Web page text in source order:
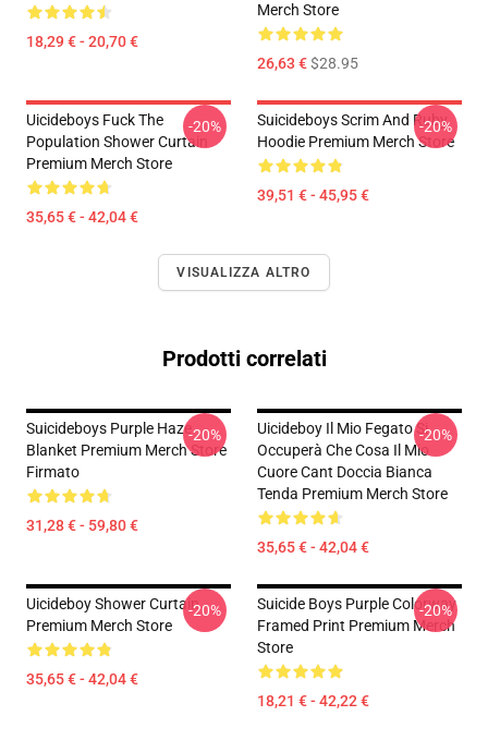
18,29 € - 20,70 €
Merch Store
26,63 €$28.95
Uicideboys Fuck The
Population Shower Curtain
Premium Merch Store
35,65 € - 42,04 €
-20%
Suicideboys Scrim And Ruby
Hoodie Premium Merch Store
39,51 € - 45,95 €
-20%
VISUALIZZA ALTRO
Prodotti correlati
Suicideboys Purple Haze
Blanket Premium Merch Store
Firmato
31,28 € - 59,80 €
-20%
Uicideboy Il Mio Fegato Si
Occuperà Che Cosa Il Mio
Cuore Cant Doccia Bianca
Tenda Premium Merch Store
35,65 € - 42,04 €
-20%
Uicideboy Shower Curtain
Premium Merch Store
35,65 € - 42,04 €
-20%
Suicide Boys Purple Colorway
Framed Print Premium Merch
Store
18,21 € - 42,22 €
-20%